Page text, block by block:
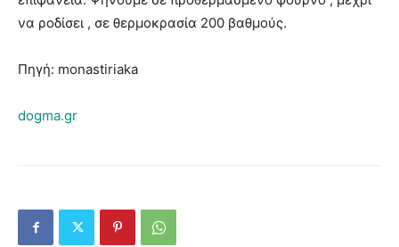
να ροδίσει , σε θερμοκρασία 200 βαθμούς.
Πηγή: monastiriaka
dogma.gr